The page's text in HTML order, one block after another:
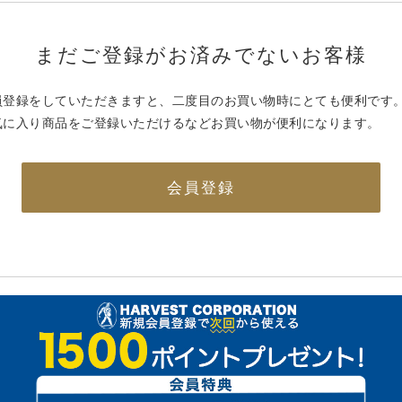
まだご登録がお済みでないお客様
登録をしていただきますと、二度目のお買い物時にとても便利です
入り商品をご登録いただけるなどお買い物が便利になります。
会員登録